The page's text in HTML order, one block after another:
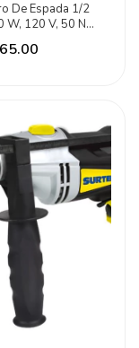
De Espada 1/2
W, 120 V, 50 Nm
rojo 60hz